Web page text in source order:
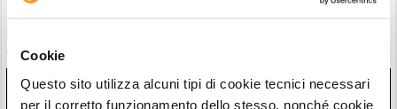
Cookie
Questo sito utilizza alcuni tipi di cookie tecnici necessari
per il corretto funzionamento dello stesso, nonché cookie
Michael Burry: “Siamo nel Trump Market. Fai soldi se sei un
08/08/26 16:17